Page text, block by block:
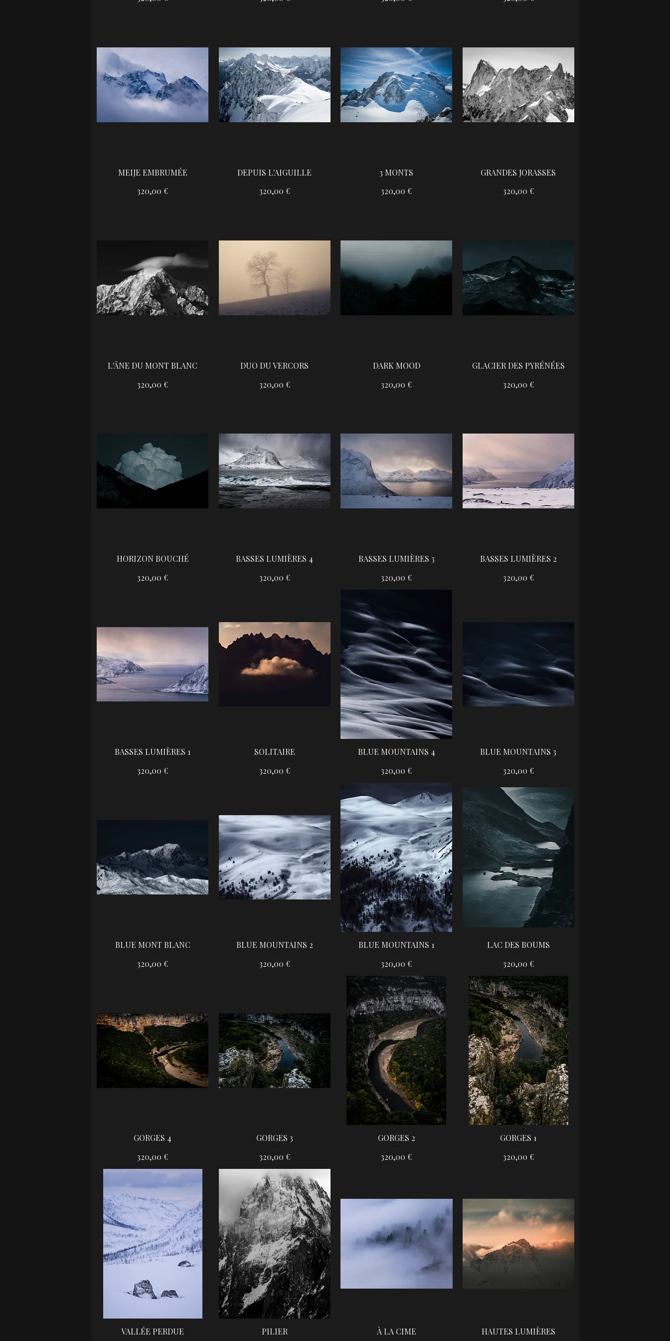
Aperçu rapide
MEIJE EMBRUMÉE
Prix
320,00 €
Aperçu rapide
DEPUIS L'AIGUILLE
Prix
320,00 €
Aperçu rapide
3 MONTS
Prix
320,00 €
Aperçu rapide
GRANDES JORASSES
Prix
320,00 €
Aperçu rapide
L'ÂNE DU MONT BLANC
Prix
320,00 €
Aperçu rapide
DUO DU VERCORS
Prix
320,00 €
Aperçu rapide
DARK MOOD
Prix
320,00 €
Aperçu rapide
GLACIER DES PYRÉNÉES
Prix
320,00 €
Aperçu rapide
HORIZON BOUCHÉ
Prix
320,00 €
Aperçu rapide
BASSES LUMIÈRES 4
Prix
320,00 €
Aperçu rapide
BASSES LUMIÈRES 3
Prix
320,00 €
Aperçu rapide
BASSES LUMIÈRES 2
Prix
320,00 €
Aperçu rapide
BASSES LUMIÈRES 1
Prix
320,00 €
Aperçu rapide
SOLITAIRE
Prix
320,00 €
Aperçu rapide
BLUE MOUNTAINS 4
Prix
320,00 €
Aperçu rapide
BLUE MOUNTAINS 3
Prix
320,00 €
Aperçu rapide
BLUE MONT BLANC
Prix
320,00 €
Aperçu rapide
BLUE MOUNTAINS 2
Prix
320,00 €
Aperçu rapide
BLUE MOUNTAINS 1
Prix
320,00 €
Aperçu rapide
LAC DES BOUMS
Prix
320,00 €
Aperçu rapide
GORGES 4
Prix
320,00 €
Aperçu rapide
GORGES 3
Prix
320,00 €
Aperçu rapide
GORGES 2
Prix
320,00 €
Aperçu rapide
GORGES 1
Prix
320,00 €
Aperçu rapide
VALLÉE PERDUE Aperçu rapide
PILIER Aperçu rapide
À LA CIME Aperçu rapide
HAUTES LUMIÈRES